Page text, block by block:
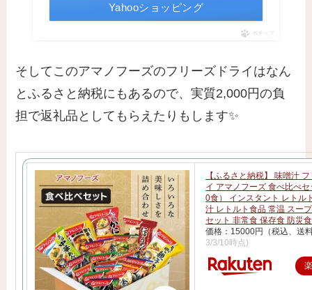
Yahooショッピング
ポチップ
そしてこのアマノフーズのフリーズドライはなん
とふるさと納税にもあるので、実質2,000円の負
担で返礼品としてもらえたりもします✨
【ふるさと納税】 味噌汁
イ アマノフーズ 食べ比べ
0食） インスタント レト
汁 レトルト食品 常温 スー
セット 非常食 保存食 防災
価格：15000円（税込、送
3/3/10時点)